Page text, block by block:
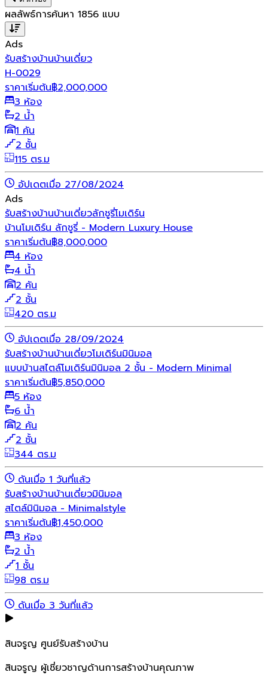
ผลลัพธ์การค้นหา 1856 แบบ
Ads
รับสร้างบ้านบ้านเดี่ยว
H-0029
ราคาเริ่มต้น฿2,000,000
3 ห้อง
2 น้ำ
1 คัน
2 ชั้น
115 ตร.ม
อัปเดตเมื่อ 27/08/2024
Ads
รับสร้างบ้านบ้านเดี่ยวลักชูรี่โมเดิร์น
บ้านโมเดิร์น ลักชูรี่ - Modern Luxury House
ราคาเริ่มต้น฿8,000,000
4 ห้อง
4 น้ำ
2 คัน
2 ชั้น
420 ตร.ม
อัปเดตเมื่อ 28/09/2024
รับสร้างบ้านบ้านเดี่ยวโมเดิร์นมินิมอล
แบบบ้านสไตล์โมเดิร์นมินิมอล 2 ชั้น - Modern Minimal
ราคาเริ่มต้น฿5,850,000
5 ห้อง
6 น้ำ
2 คัน
2 ชั้น
344 ตร.ม
ดันเมื่อ 1 วันที่แล้ว
รับสร้างบ้านบ้านเดี่ยวมินิมอล
สไตล์มินิมอล - Minimalstyle
ราคาเริ่มต้น฿1,450,000
3 ห้อง
2 น้ำ
1 ชั้น
98 ตร.ม
ดันเมื่อ 3 วันที่แล้ว
สินจรูญ ศูนย์รับสร้างบ้าน
สินจรูญ ผู้เชี่ยวชาญด้านการสร้างบ้านคุณภาพ